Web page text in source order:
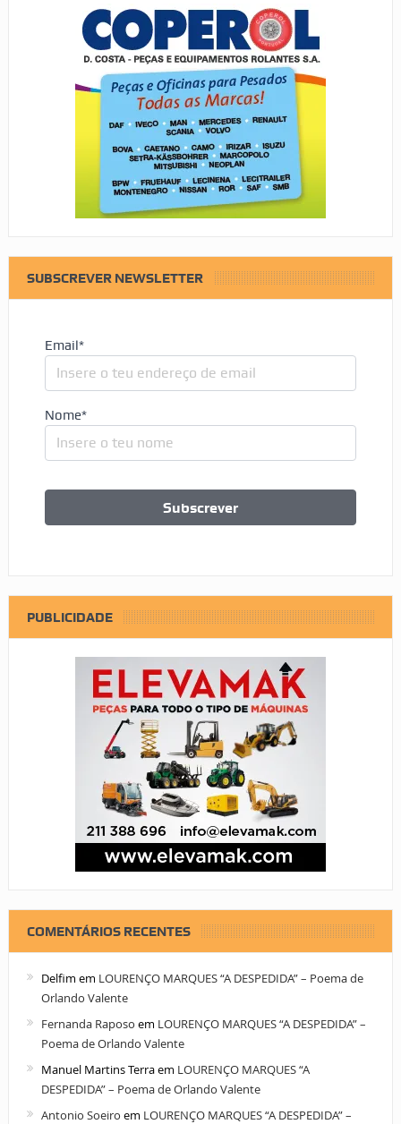
SUBSCREVER NEWSLETTER
Email*
Nome*
PUBLICIDADE
COMENTÁRIOS RECENTES
Delfim em LOURENÇO MARQUES “A DESPEDIDA” – Poema de
Orlando Valente
Fernanda Raposo em LOURENÇO MARQUES “A DESPEDIDA” –
Poema de Orlando Valente
Manuel Martins Terraem LOURENÇO MARQUES “A
DESPEDIDA” – Poema de Orlando Valente
Antonio Soeiro em LOURENÇO MARQUES “A DESPEDIDA” –